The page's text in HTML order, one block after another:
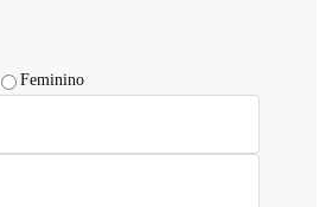
Feminino